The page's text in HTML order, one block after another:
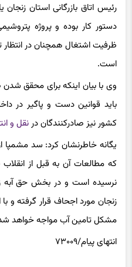
رئیس اتاق بازرگانی استان
دستور کار بوده و پروژه
ظرفیت اشتغال همچنان در
است.
وی با بیان اینکه برای محقق شدن
باید قوانین دست و پاگیر در
کشور نیز صادرکنندگان درنقل و
یگانه خاطرنشان کرد: سدمشمپا
که مطالعات آن به قبل از انقلاب
نرسیده است و در بخش حق آبه
زنجان مورد اجحاف قرار گرفته و
مشکل تامین آب مواجه خواهد
انتهایپیام/۷۳۰۰۹